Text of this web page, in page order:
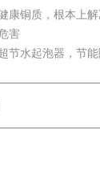
康铜质，根本上
害
节水起泡器，节